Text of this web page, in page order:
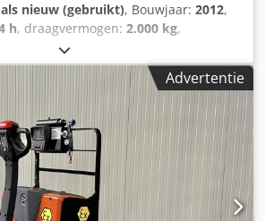
nieuw (gebruikt), Bouwjaar: 2012,
h, draagvermogen: 2.000 kg,
, Manufacturer + model:BT LPE
2 Pyroban ID:25020.6540 Cat.:Demo
Capacity:2000 kg Year:2012
v / 300 ah - Bj 06 / 2020
Pyroban !!!! Systeem = S6000 E
Ubzsfx Ad Noha Type = 3G (
2 ) Temp klasse = T3
Advertentie